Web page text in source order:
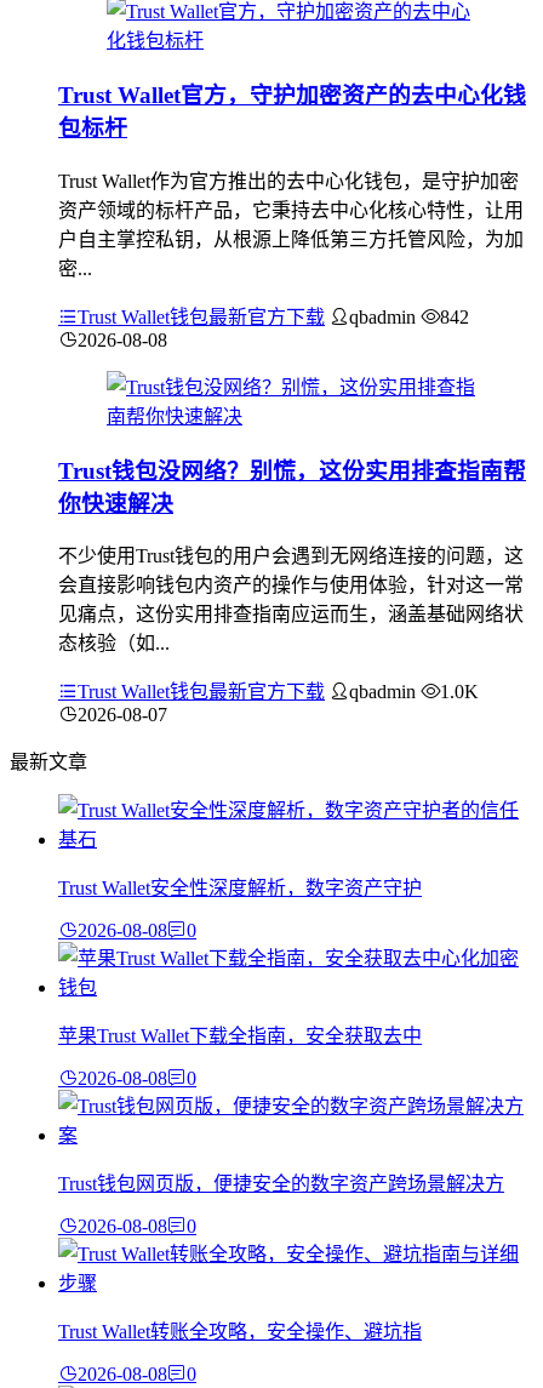
Trust Wallet官方，守护加密资产的去中心化钱
包标杆
Trust Wallet作为官方推出的去中心化钱包，是守护加密
资产领域的标杆产品，它秉持去中心化核心特性，让用
户自主掌控私钥，从根源上降低第三方托管风险，为加
密...
Trust Wallet钱包最新官方下载 qbadmin
842
2026-08-08
Trust钱包没网络？别慌，这份实用排查指南帮
你快速解决
不少使用Trust钱包的用户会遇到无网络连接的问题，这
会直接影响钱包内资产的操作与使用体验，针对这一常
见痛点，这份实用排查指南应运而生，涵盖基础网络状
态核验（如...
Trust Wallet钱包最新官方下载 qbadmin
1.0K
2026-08-07
最新文章
Trust Wallet安全性深度解析，数字资产守护
2026-08-08 0
苹果Trust Wallet下载全指南，安全获取去中
2026-08-08 0
Trust钱包网页版，便捷安全的数字资产跨场景解决方
2026-08-08 0
Trust Wallet转账全攻略，安全操作、避坑指
2026-08-08 0